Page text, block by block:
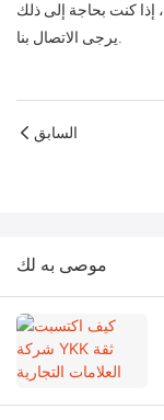
، إذا كنت بحاجة إلى ذلك
يرجى الاتصال بنا.
السابق
موصى به لك